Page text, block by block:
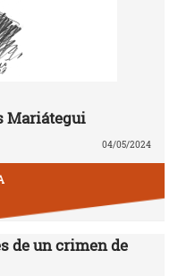
Mariátegui
04/05/2024
de un crimen de